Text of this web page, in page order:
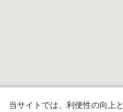
当サイトでは、利便性の向上